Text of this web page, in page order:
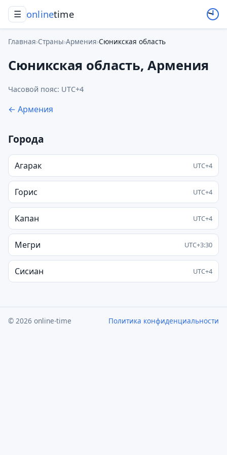
onlinetime
☰
Главная›Страны›Армения›Сюникская область
Сюникская область, Армения
Часовой пояс: UTC+4
← Армения
Города
Агарак UTC+4
Горис UTC+4
Капан UTC+4
Мегри UTC+3:30
Сисиан UTC+4
© 2026 online-time Политика конфиденциальности